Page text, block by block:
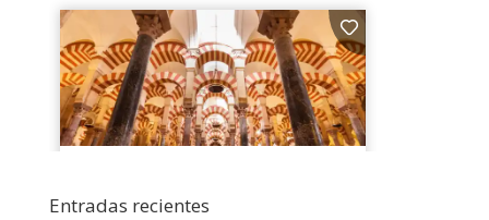
Entradas recientes